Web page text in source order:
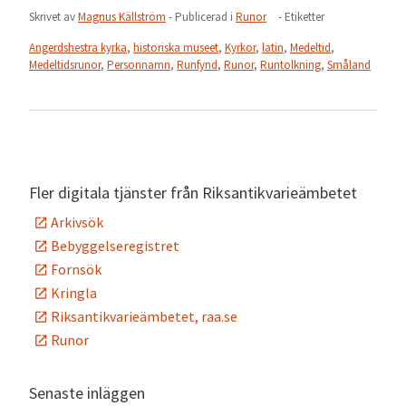
Skrivet avMagnus Källström - Publicerad i Runor
- Etiketter
Angerdshestra kyrka, historiska museet, Kyrkor, latin, Medeltid,
Medeltidsrunor, Personnamn, Runfynd, Runor, Runtolkning, Småland
Fler digitala tjänster från Riksantikvarieämbetet
Arkivsök
Bebyggelseregistret
Fornsök
Kringla
Riksantikvarieämbetet, raa.se
Runor
Senaste inläggen